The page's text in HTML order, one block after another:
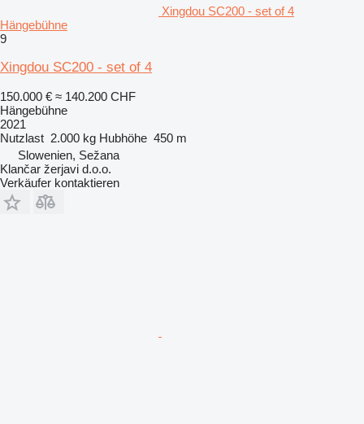
Xingdou SC200 - set of 4
Hängebühne
9
Xingdou SC200 - set of 4
150.000 € ≈ 140.200 CHF
Hängebühne
2021
Nutzlast 2.000 kg Hubhöhe 450 m
Slowenien, Sežana
Klančar žerjavi d.o.o.
Verkäufer kontaktieren